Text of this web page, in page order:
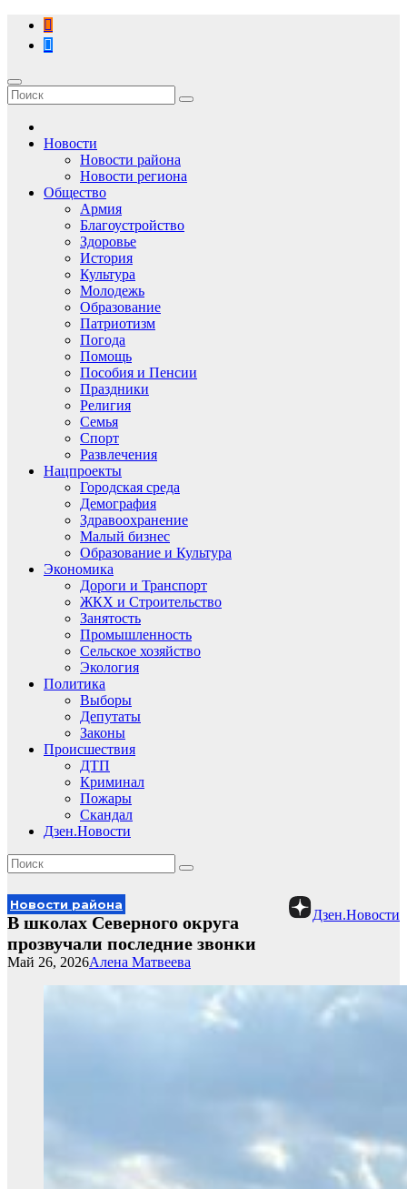
Перейти
содержимому
Новости
Новости района
Новости региона
Общество
Армия
Благоустройство
Здоровье
История
Культура
Молодежь
Образование
Патриотизм
Погода
Помощь
Пособия и Пенсии
Праздники
Религия
Семья
Спорт
Развлечения
Нацпроекты
Городская среда
Демография
Здравоохранение
Малый бизнес
Образование и Культура
Экономика
Дороги и Транспорт
ЖКХ и Строительство
Занятость
Промышленность
Сельское хозяйство
Экология
Политика
Выборы
Депутаты
Законы
Происшествия
ДТП
Криминал
Пожары
Скандал
Дзен.Новости
Дзен.Новости
Новости района
В школах Северного округа
прозвучали последние звонки
Алена Матвеева
Май 26, 2026